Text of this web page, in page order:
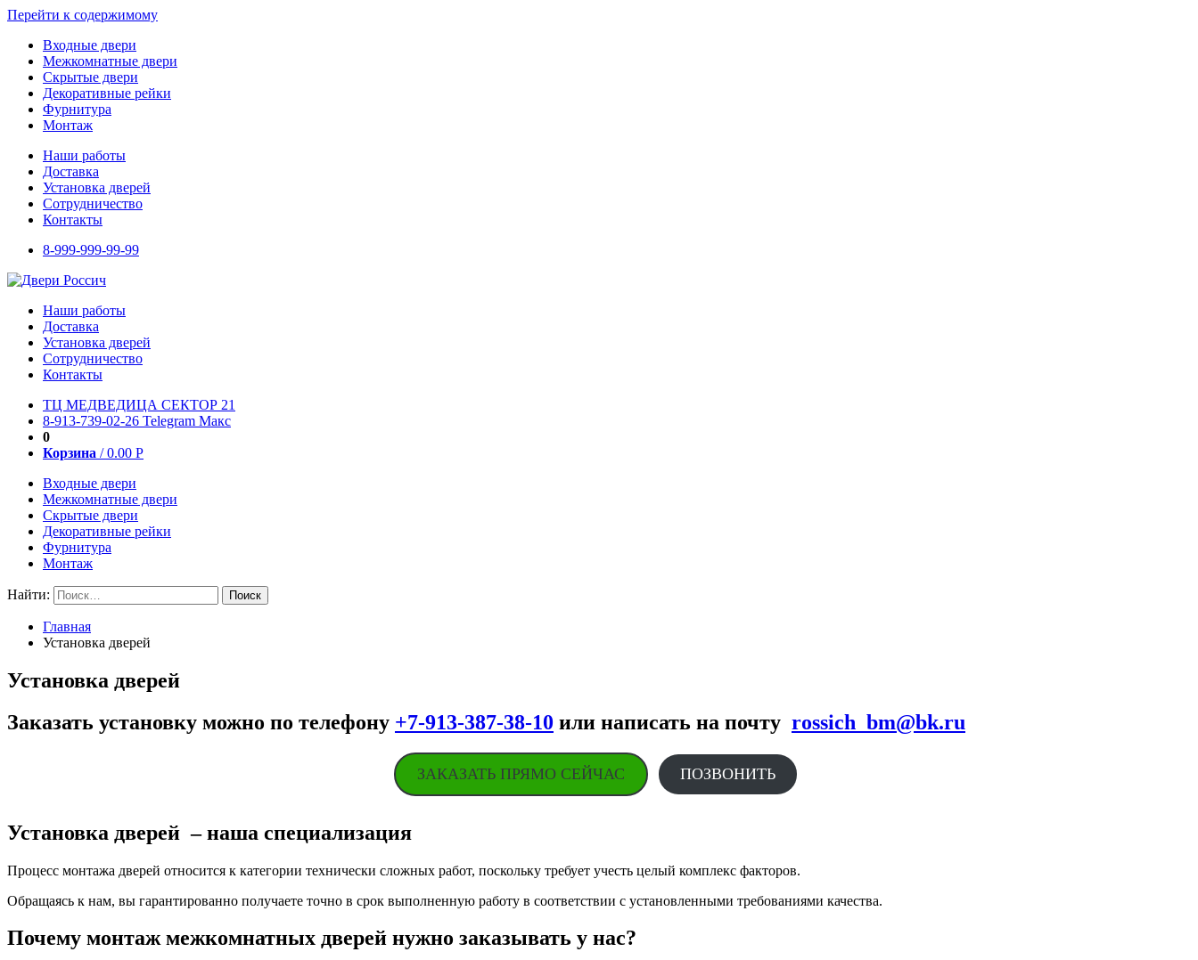
Перейти к содержимому
Входные двери
Межкомнатные двери
Скрытые двери
Декоративные рейки
Фурнитура
Монтаж
Наши работы
Доставка
Установка дверей
Сотрудничество
Контакты
8-999-999-99-99
Наши работы
Доставка
Установка дверей
Сотрудничество
Контакты
ТЦ МЕДВЕДИЦА СЕКТОР 21
8-913-739-02-26 Telegram Макс
0
Корзина /0.00 Р
Входные двери
Межкомнатные двери
Скрытые двери
Декоративные рейки
Фурнитура
Монтаж
Найти:
Главная
Установка дверей
Установка дверей
Заказать установку можно по телефону +7-913-387-38-10 или написать на почту rossich_bm@bk.ru
ЗАКАЗАТЬ ПРЯМО СЕЙЧАС ПОЗВОНИТЬ
Установка дверей – наша специализация
Процесс монтажа дверей относится к категории технически сложных работ, поскольку требует учесть целый комплекс факторов.
Обращаясь к нам, вы гарантированно получаете точно в срок выполненную работу в соответствии с установленными требованиями качества.
Почему монтаж межкомнатных дверей нужно заказывать у нас?